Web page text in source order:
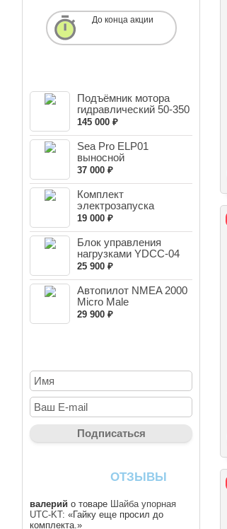
До конца акции
Подъёмник мотора
гидравлический 50-350
л.с...
145 000 ₽
Sea Pro ELP01
выносной
регулируемый транец
37 000 ₽
Комплект
электрозапуска
Gladiator 9.9pro/T...
19 000 ₽
Блок управления
нагрузками YDCC-04
NMEA 20...
25 900 ₽
Автопилот NMEA 2000
Micro Male
29 900 ₽
ОТЗЫВЫ
валерий о товаре Шайба упорная
UTC-KT: «Гайку еще просил до
комплекта.»